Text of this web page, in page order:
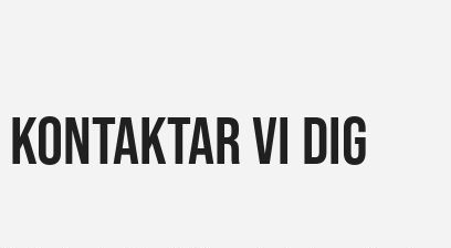
VI DIG